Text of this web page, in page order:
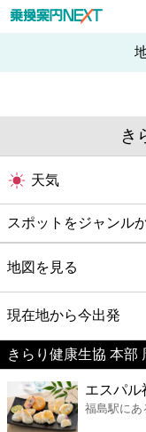
き
天気
スポットをジャンル
グルメ
映画
美容
コンビニ
地図を見る
現在地から今出発
きらり健康生協 本部
エスパル
福島駅にあ